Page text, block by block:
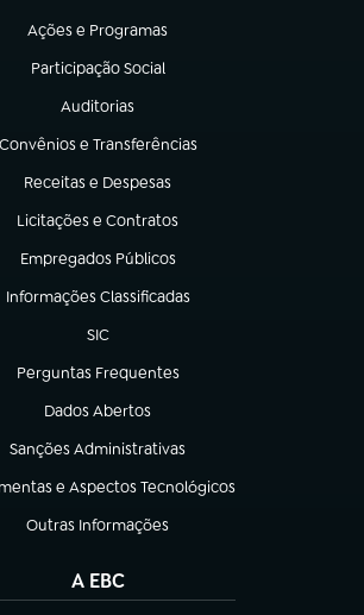
Ações e Programas
(abre em nova aba)
Participação Social
(abre em nova aba)
Auditorias
(abre em nova aba)
Convênios e Transferências
(abre em nova aba)
Receitas e Despesas
(abre em nova aba)
Licitações e Contratos
(abre em nova aba)
Empregados Públicos
(abre em nova aba)
Informações Classificadas
(abre em nova aba)
SIC
(abre em nova aba)
Perguntas Frequentes
(abre em nova aba)
Dados Abertos
(abre em nova aba)
Sanções Administrativas
(abre em nova aba)
e Aspectos Tecnológicos
nova aba)
Outras Informações
(abre em nova aba)
A EBC